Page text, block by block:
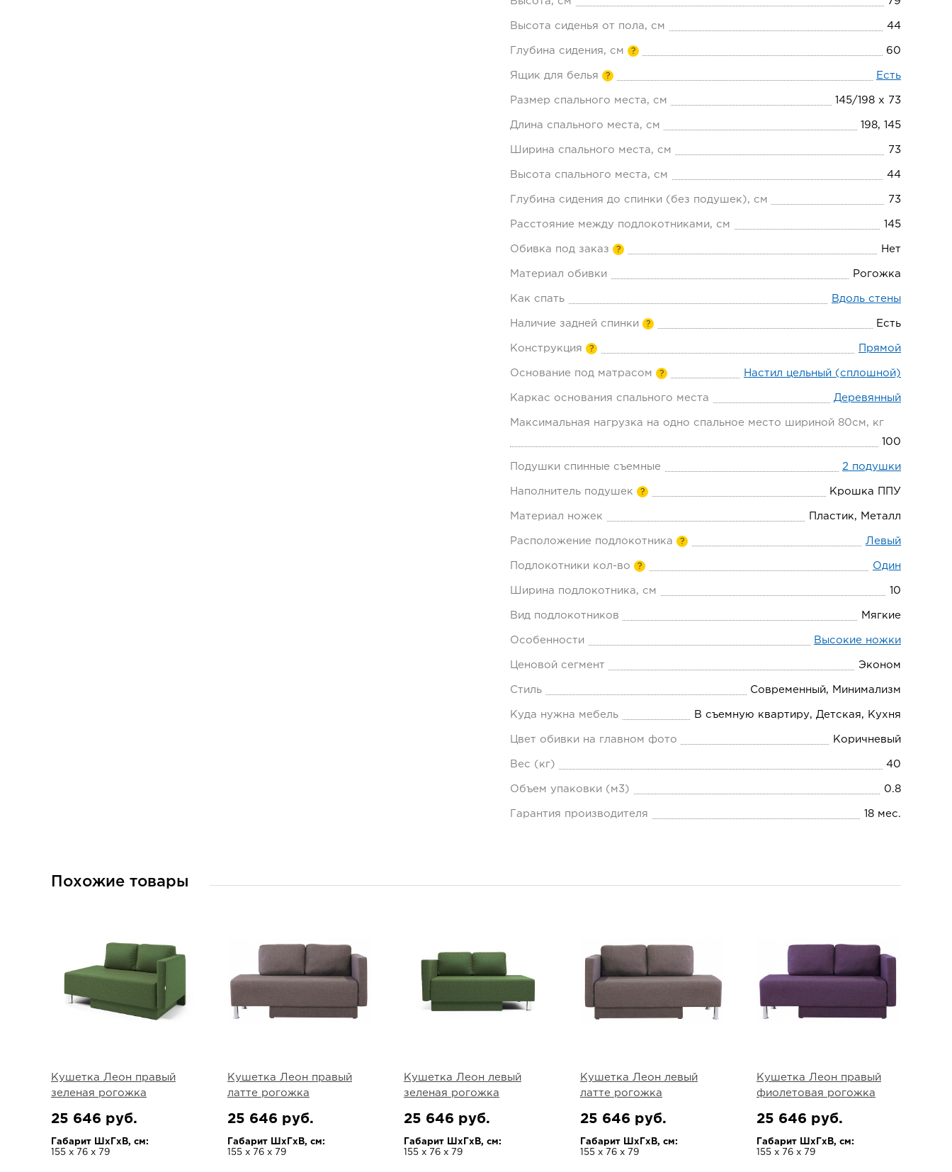
Высота сиденья от пола, см 44
Глубина сидения, см ? 60
Ящик для белья ? Есть
Размер спального места, см 145/198 х 73
Длина спального места, см 198, 145
Ширина спального места, см 73
Высота спального места, см 44
Глубина сидения до спинки (без подушек), см 73
Расстояние между подлокотниками, см 145
Обивка под заказ ? Нет
Материал обивки Рогожка
Как спать Вдоль стены
Наличие задней спинки ? Есть
Конструкция ? Прямой
Основание под матрасом ? Настил цельный (сплошной)
Каркас основания спального места Деревянный
Максимальная нагрузка на одно спальное место шириной 80см, кг
100
Подушки спинные съемные 2 подушки
Наполнитель подушек ? Крошка ППУ
Материал ножек Пластик, Металл
Расположение подлокотника ? Левый
Подлокотники кол-во ? Один
Ширина подлокотника, см 10
Вид подлокотников Мягкие
Особенности Высокие ножки
Ценовой сегмент Эконом
Стиль Современный, Минимализм
Куда нужна мебель В съемную квартиру, Детская, Кухня
Цвет обивки на главном фото Коричневый
Вес (кг) 40
Объем упаковки (м3) 0.8
Гарантия производителя 18 мес.
Похожие товары
Кушетка Леон правый
зеленая рогожка
25 646 руб.
Габарит ШхГхВ, см:
155 х 76 х 79
Кушетка Леон правый
латте рогожка
25 646 руб.
Габарит ШхГхВ, см:
155 х 76 х 79
Кушетка Леон левый
зеленая рогожка
25 646 руб.
Габарит ШхГхВ, см:
155 х 76 х 79
Кушетка Леон левый
латте рогожка
25 646 руб.
Габарит ШхГхВ, см:
155 х 76 х 79
Кушетка Леон правый
фиолетовая рогожка
25 646 руб.
Габарит ШхГхВ, см:
155 х 76 х 79